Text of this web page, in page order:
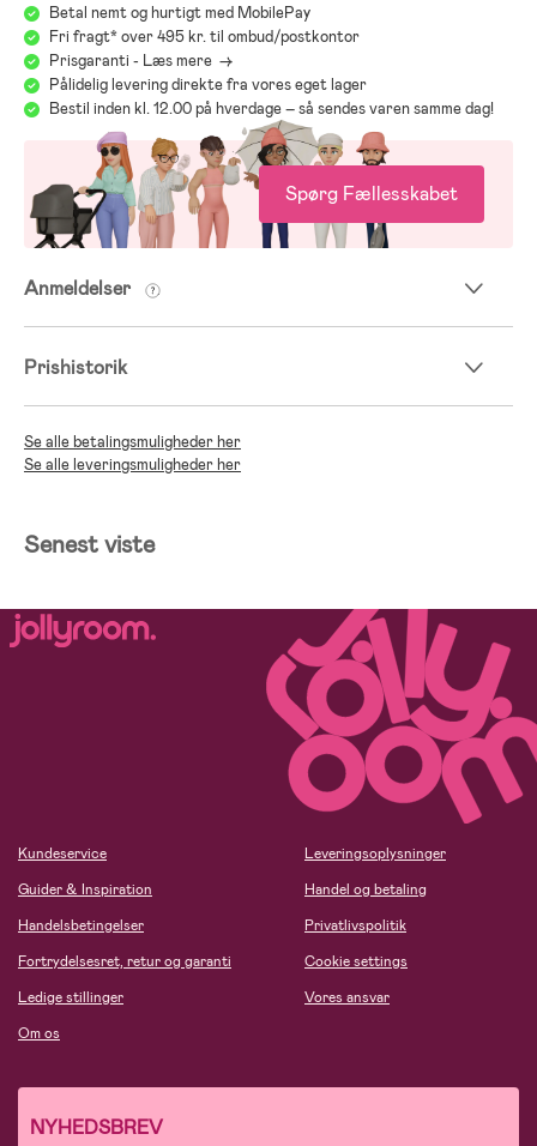
Betal nemt og hurtigt med MobilePay
Fri fragt* over 495 kr. til ombud/postkontor
Prisgaranti - Læs mere ->
Pålidelig levering direkte fra vores eget lager
Bestil inden kl. 12.00 på hverdage – så sendes varen samme dag!
Spørg Fællesskabet
Anmeldelser
Prishistorik
Se alle betalingsmuligheder her
Se alle leveringsmuligheder her
Senest viste
Kundeservice
Guider & Inspiration
Handelsbetingelser
Fortrydelsesret, retur og garanti
Ledige stillinger
Om os
Leveringsoplysninger
Handel og betaling
Privatlivspolitik
Cookie settings
Vores ansvar
NYHEDSBREV